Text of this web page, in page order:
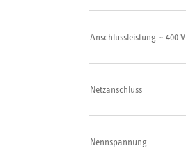
Anschlussleistung ~ 400 V
Netzanschluss
Nennspannung